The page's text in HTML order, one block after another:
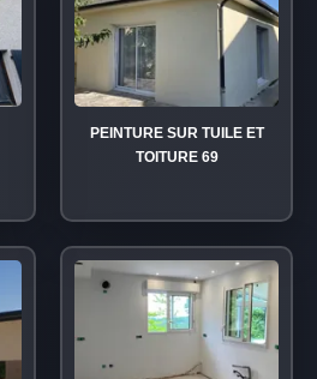
PEINTURE SUR TUILE ET
TOITURE 69